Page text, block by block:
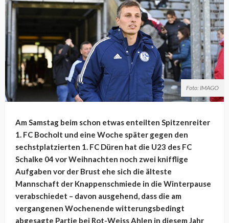
Foto: IMAGO
Am Samstag beim schon etwas enteilten Spitzenreiter
1. FC Bocholt und eine Woche später gegen den
sechstplatzierten 1. FC Düren hat die U23 des FC
Schalke 04 vor Weihnachten noch zwei knifflige
Aufgaben vor der Brust ehe sich die älteste
Mannschaft der Knappenschmiede in die Winterpause
verabschiedet – davon ausgehend, dass die am
vergangenen Wochenende witterungsbedingt
abgesagte Partie bei Rot-Weiss Ahlen in diesem Jahr